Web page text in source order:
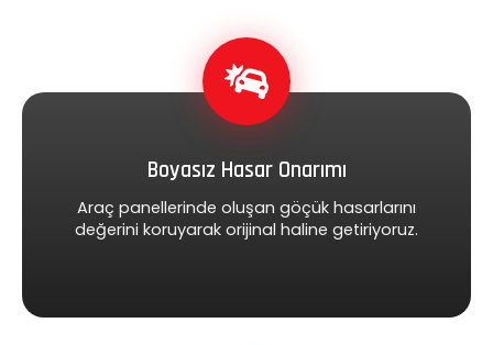
Boyasız Hasar Onarımı
Araç panellerinde oluşan göçük hasarlarını
değerini koruyarak orijinal haline getiriyoruz.